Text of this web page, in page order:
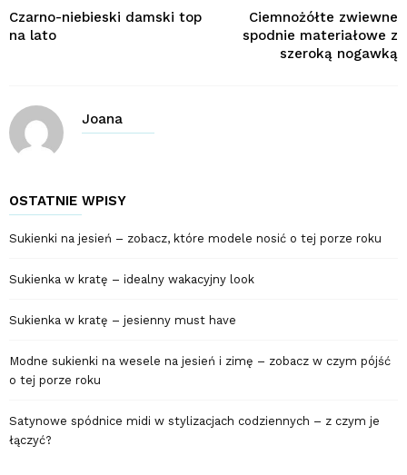
Czarno-niebieski damski top
na lato
Ciemnożółte zwiewne
spodnie materiałowe z
szeroką nogawką
Joana
OSTATNIE WPISY
Sukienki na jesień – zobacz, które modele nosić o tej porze roku
Sukienka w kratę – idealny wakacyjny look
Sukienka w kratę – jesienny must have
Modne sukienki na wesele na jesień i zimę – zobacz w czym pójść
o tej porze roku
Satynowe spódnice midi w stylizacjach codziennych – z czym je
łączyć?